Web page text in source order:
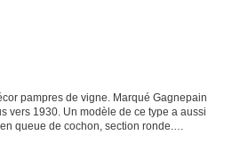
pampres de vigne. Marqué Gagnepain
vers 1930. Un modèle de ce type a aussi
queue de cochon, section ronde.